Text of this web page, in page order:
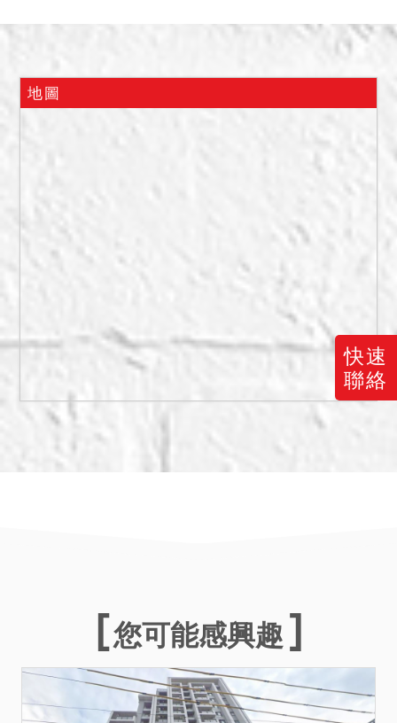
快速
聯絡
位，為債務人使用。２３１
公設。
二、建物於拍定後點交。至
用之多寡及拍賣不動產是否
置與債務人使用權之有無，
自行查明，應買人、債權
人、債務人等均不能執該事
由請求增減價金。
四、本件拍賣之２２５０地
號土地使用分區為都市計畫
第二種住宅區，２３１５地
號土地使用分區為都市計畫
一、上開不動產３宗合併拍
賣，請投標人分別出價。
二、拍賣最低價額合計新台
幣：壹仟壹佰參拾伍萬伍仟
元，以總價最高者得標。
地圖
您可能感興趣